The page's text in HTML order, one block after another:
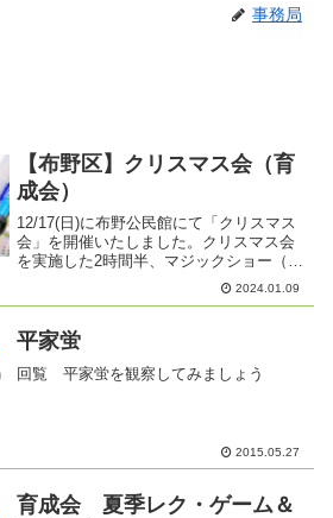
事務局
【布野区】クリスマス会（育
成会）
12/17(日)に布野公民館にて「クリスマス
会」を開催いたしました。クリスマス会
を実施した2時間半、マジックショー（マ
ジシャン：やぎさん）、工作 びっくりコ
ップ作成（長野市成人指導者の会）、バ
構成で行い...
2024.01.09
平家蛍
回覧 平家蛍を観察してみましょう
2015.05.27
育成会 夏季レク・ゲーム＆